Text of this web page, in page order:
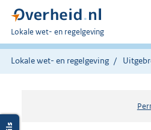
U
bent
hier:
Lokale wet- en regelgeving
Lokale wet- en regelgeving